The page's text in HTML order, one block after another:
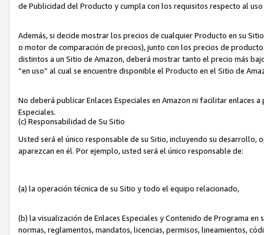
de Publicidad del Producto y cumpla con los requisitos respecto al uso
Además, si decide mostrar los precios de cualquier Producto en su
o motor de comparación de precios), junto con los precios de
distintos a un Sitio de Amazon, deberá mostrar tanto el precio más
“en uso” al cual se encuentre disponible el Producto en el Sitio de
No deberá publicar Enlaces Especiales en Amazon ni facilitar enlaces
Especiales.
(c) Responsabilidad de Su Sitio
Usted será el único responsable de su Sitio, incluyendo su
aparezcan en él. Por ejemplo, usted será el único responsable de:
(a) la operación técnica de su Sitio y todo el equipo relacionado,
(b) la visualización de Enlaces Especiales y Contenido de Programa
normas, reglamentos, mandatos, licencias, permisos, lineamientos,